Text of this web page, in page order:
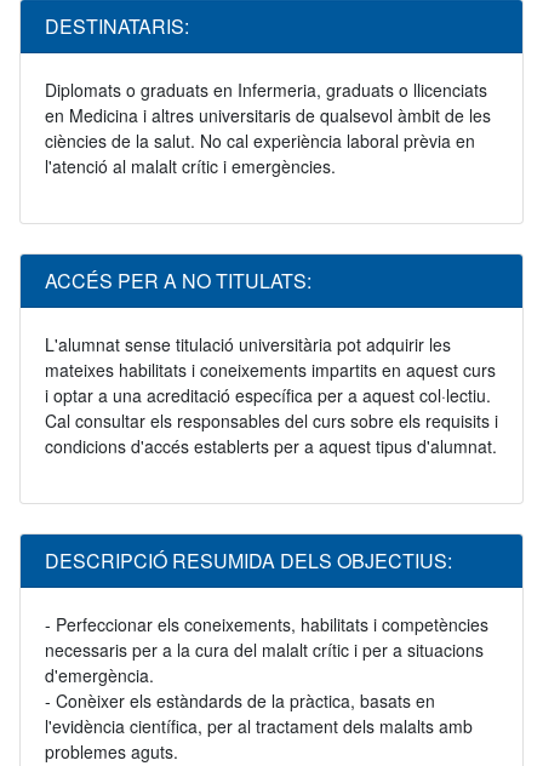
DESTINATARIS:
Diplomats o graduats en Infermeria, graduats o llicenciats
en Medicina i altres universitaris de qualsevol àmbit de les
ciències de la salut. No cal experiència laboral prèvia en
l'atenció al malalt crític i emergències.
ACCÉS PER A NO TITULATS:
L'alumnat sense titulació universitària pot adquirir les
mateixes habilitats i coneixements impartits en aquest curs
i optar a una acreditació específica per a aquest col·lectiu.
Cal consultar els responsables del curs sobre els requisits i
condicions d'accés establerts per a aquest tipus d'alumnat.
DESCRIPCIÓ RESUMIDA DELS OBJECTIUS:
- Perfeccionar els coneixements, habilitats i competències
necessaris per a la cura del malalt crític i per a situacions
d'emergència.
- Conèixer els estàndards de la pràctica, basats en
l'evidència científica, per al tractament dels malalts amb
problemes aguts.